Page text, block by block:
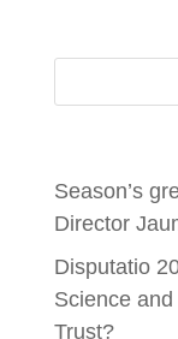
Season’s
Director
Disputatio
Science
Trust?